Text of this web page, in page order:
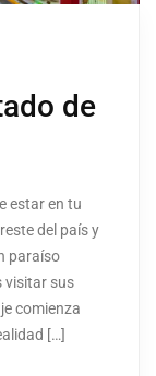
de
estar en tu
del país y
paraíso
visitar sus
comienza
[…]